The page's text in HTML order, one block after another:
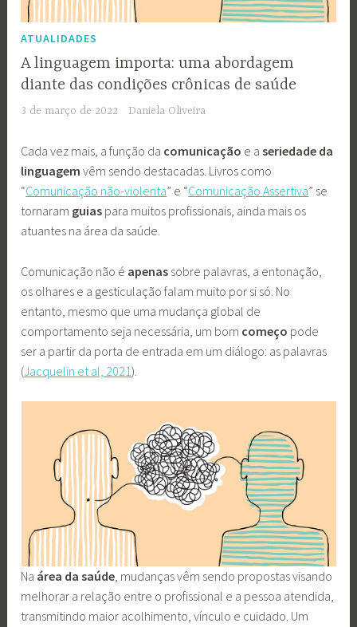
ATUALIDADES
A linguagem importa: uma abordagem
diante das condições crônicas de saúde
3 de março de 2022 Daniela Oliveira
Cada vez mais, a função da comunicação e aseriedade da
linguagem vêm sendo destacadas. Livros como
“Comunicação não-violenta” e “Comunicação Assertiva” se
tornaram guias para muitos profissionais, ainda mais os
atuantes na área da saúde.
Comunicação não é apenas sobre palavras, a entonação,
os olhares e a gesticulação falam muito por si só. No
entanto, mesmo que uma mudança global de
comportamento seja necessária, um bom começo pode
ser a partir da porta de entrada em um diálogo: as palavras
(Jacquelin et al, 2021).
Na área da saúde, mudanças vêm sendo propostas visando
melhorar a relação entre o profissional e a pessoa atendida,
transmitindo maior acolhimento, vínculo e cuidado. Um